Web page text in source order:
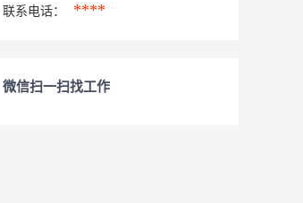
联系电话： ****
微信扫一扫找工作